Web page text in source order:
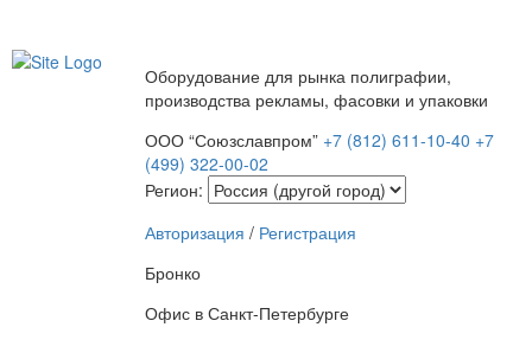
Оборудование для рынка полиграфии,
производства рекламы, фасовки и упаковки
ООО “Союзславпром” +7 (812) 611-10-40 +7
(499) 322-00-02
Регион:
Авторизация / Регистрация
Бронко
Офис в Санкт-Петербурге